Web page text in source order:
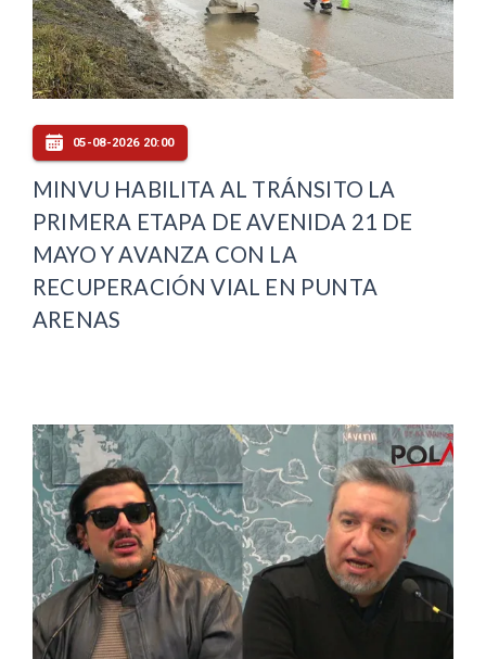
05-08-2026 20:00
MINVU HABILITA AL TRÁNSITO LA
PRIMERA ETAPA DE AVENIDA 21 DE
MAYO Y AVANZA CON LA
RECUPERACIÓN VIAL EN PUNTA
ARENAS